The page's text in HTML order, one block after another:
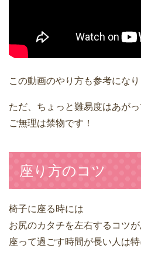
この動画のやり方も参考になり
ただ、ちょっと難易度はあがっ
ご無理は禁物です！
座り方のコツ
椅子に座る時には
お尻のカタチを左右するコツ
座って過ごす時間が長い人は特